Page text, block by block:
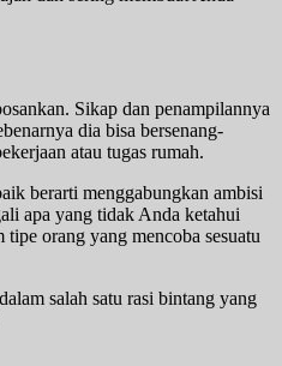
Sikap dan penampilannya
dia bisa bersenang-
atau tugas rumah.
berarti menggabungkan ambisi
apa yang tidak Anda ketahui
orang yang mencoba sesuatu
salah satu rasi bintang yang